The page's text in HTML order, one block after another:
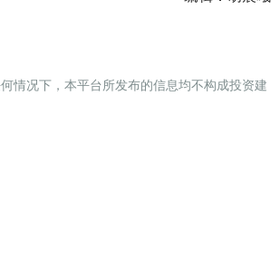
情况下，本平台所发布的信息均不构成投资建